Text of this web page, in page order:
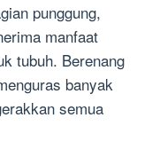
punggung,
manfaat
tubuh. Berenang
banyak
semua